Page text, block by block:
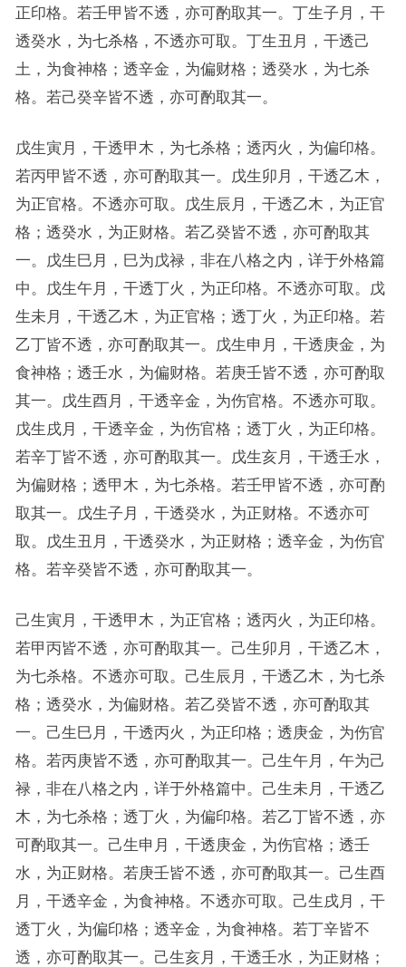
正印格。若壬甲皆不透，亦可酌取其一。丁生子月，干
透癸水，为七杀格，不透亦可取。丁生丑月，干透己
土，为食神格；透辛金，为偏财格；透癸水，为七杀
格。若己癸辛皆不透，亦可酌取其一。
戊生寅月，干透甲木，为七杀格；透丙火，为偏印格。
若丙甲皆不透，亦可酌取其一。戊生卯月，干透乙木，
为正官格。不透亦可取。戊生辰月，干透乙木，为正官
格；透癸水，为正财格。若乙癸皆不透，亦可酌取其
一。戊生巳月，巳为戊禄，非在八格之内，详于外格篇
中。戊生午月，干透丁火，为正印格。不透亦可取。戊
生未月，干透乙木，为正官格；透丁火，为正印格。若
乙丁皆不透，亦可酌取其一。戊生申月，干透庚金，为
食神格；透壬水，为偏财格。若庚壬皆不透，亦可酌取
其一。戊生酉月，干透辛金，为伤官格。不透亦可取。
戊生戌月，干透辛金，为伤官格；透丁火，为正印格。
若辛丁皆不透，亦可酌取其一。戊生亥月，干透壬水，
为偏财格；透甲木，为七杀格。若壬甲皆不透，亦可酌
取其一。戊生子月，干透癸水，为正财格。不透亦可
取。戊生丑月，干透癸水，为正财格；透辛金，为伤官
格。若辛癸皆不透，亦可酌取其一。
己生寅月，干透甲木，为正官格；透丙火，为正印格。
若甲丙皆不透，亦可酌取其一。己生卯月，干透乙木，
为七杀格。不透亦可取。己生辰月，干透乙木，为七杀
格；透癸水，为偏财格。若乙癸皆不透，亦可酌取其
一。己生巳月，干透丙火，为正印格；透庚金，为伤官
格。若丙庚皆不透，亦可酌取其一。己生午月，午为己
禄，非在八格之内，详于外格篇中。己生未月，干透乙
木，为七杀格；透丁火，为偏印格。若乙丁皆不透，亦
可酌取其一。己生申月，干透庚金，为伤官格；透壬
水，为正财格。若庚壬皆不透，亦可酌取其一。己生酉
月，干透辛金，为食神格。不透亦可取。己生戌月，干
透丁火，为偏印格；透辛金，为食神格。若丁辛皆不
透，亦可酌取其一。己生亥月，干透壬水，为正财格；